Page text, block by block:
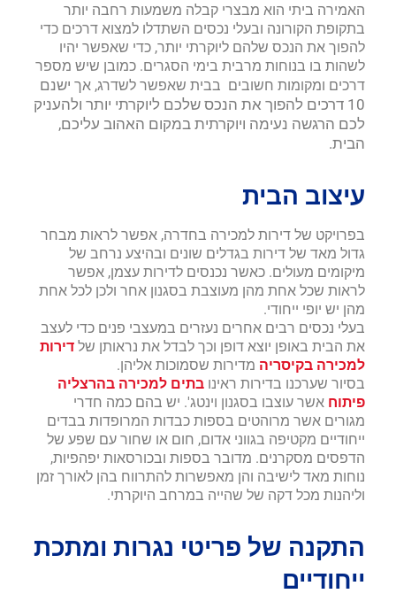
האמירה ביתי הוא מבצרי קבלה משמעות רחבה יותר
בתקופת הקורונה ובעלי נכסים השתדלו למצוא דרכים כדי
להפוך את הנכס שלהם ליוקרתי יותר, כדי שאפשר יהיו
לשהות בו בנוחות מרבית בימי הסגרים. כמובן שיש מספר
דרכים ומקומות חשובים בבית שאפשר לשדרג, אך ישנם
10 דרכים להפוך את הנכס שלכם ליוקרתי יותר ולהעניק
לכם הרגשה נעימה ויוקרתית במקום האהוב עליכם,
הבית.
עיצוב הבית
בפרויקט של דירות למכירה בחדרה, אפשר לראות מבחר
גדול מאד של דירות בגדלים שונים ובהיצע נרחב של
מיקומים מעולים. כאשר נכנסים לדירות עצמן, אפשר
לראות שכל אחת מהן מעוצבת בסגנון אחר ולכן לכל אחת
מהן יש יופי ייחודי.
בעלי נכסים רבים אחרים נעזרים במעצבי פנים כדי לעצב
את הבית באופן יוצא דופן וכך לבדל את נראותן של דירות
למכירה בקיסריה מדירות שסמוכות אליהן.
בסיור שערכנו בדירות ראינו בתים למכירה בהרצליה
פיתוח אשר עוצבו בסגנון וינטג'. יש בהם כמה חדרי
מגורים אשר מרוהטים בספות כבדות המרופדות בבדים
ייחודיים מקטיפה בגווני אדום, חום או שחור עם שפע של
הדפסים מסקרנים. מדובר בספות ובכורסאות יפהפיות,
נוחות מאד לישיבה והן מאפשרות להתרווח בהן לאורך זמן
וליהנות מכל דקה של שהייה במרחב היוקרתי.
התקנה של פריטי נגרות ומתכת
ייחודיים